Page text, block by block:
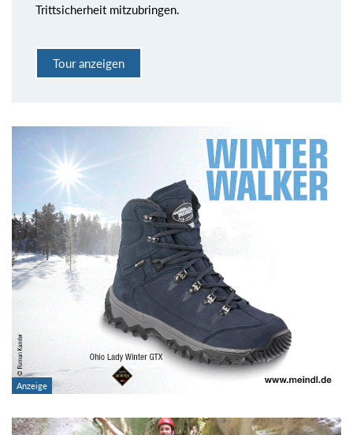
Trittsicherheit mitzubringen.
Tour anzeigen